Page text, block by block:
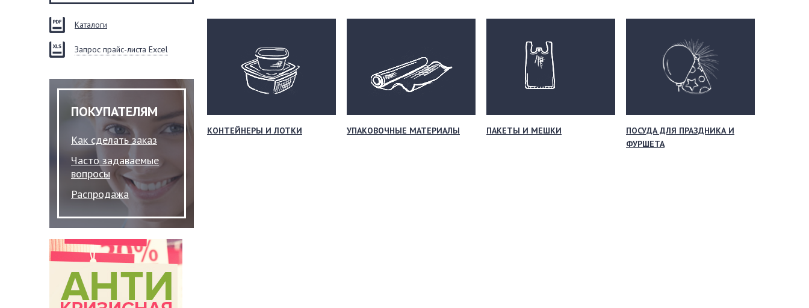
Каталоги
Запрос прайс-листа Excel
ПОКУПАТЕЛЯМ
Как сделать заказ
Часто задаваемые
вопросы
Распродажа
КОНТЕЙНЕРЫ И ЛОТКИ УПАКОВОЧНЫЕ МАТЕРИАЛЫ ПАКЕТЫ И МЕШКИ
ПОСУДА ДЛЯ ПРАЗДНИКА И
ФУРШЕТА